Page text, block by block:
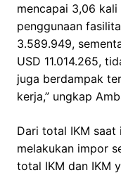
mencapai 3,06
penggunaan
3.589.949,
USD 11.014.265,
juga berdampak
kerja,” ungkap
Dari total IKM saat
melakukan impor
total IKM dan IKM